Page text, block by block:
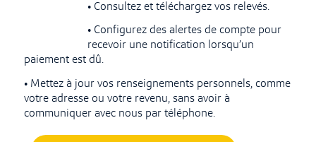
• Consultez et téléchargez vos relevés.
• Configurez des alertes de compte pour
recevoir une notification lorsqu’un
paiement est dû.
• Mettez à jour vos renseignements personnels, comme
votre adresse ou votre revenu, sans avoir à
communiquer avec nous par téléphone.